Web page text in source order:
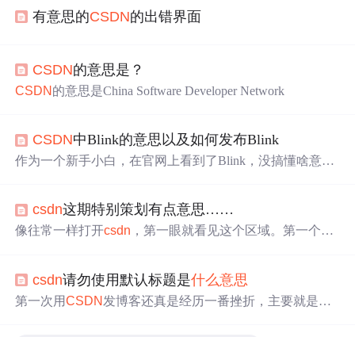
有意思的CSDN的出错界面
CSDN的意思是？
CSDN 的意思是China Software Developer Network
CSDN中Blink的意思以及如何发布Blink
作为一个新手小白，在官网上看到了Blink，没搞懂啥意
问问题需求解答，还可以发问题投票。 下面是步骤 找到菜
单中的动态，这里面可以看到别人发的Blink。找到上面的
csdn这期特别策划有点意思……
像往常一样打开csdn ，第一眼就看见这个区域。第一个感
策划还是做得不错的！...
csdn请勿使用默认标题是什么意思
第一次用CSDN 发博客还真是经历一番挫折，主要就是一